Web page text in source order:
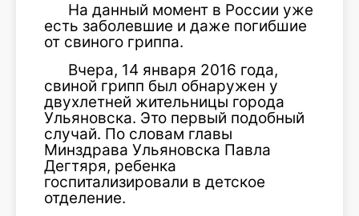
На данный момент в России уже
есть заболевшие и даже погибшие
от свиного гриппа.
Вчера, 14 января 2016 года,
свиной грипп был обнаружен у
двухлетней жительницы города
Ульяновска. Это первый подобный
случай. По словам главы
Минздрава Ульяновска Павла
Дегтяря, ребенка
госпитализировали в детское
отделение.